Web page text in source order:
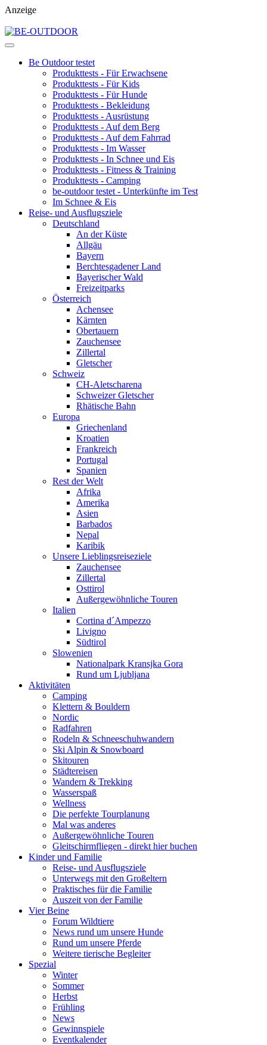
Anzeige
Be Outdoor testet
Produkttests - Für Erwachsene
Produkttests - Für Kids
Produkttests - Für Hunde
Produkttests - Bekleidung
Produkttests - Ausrüstung
Produkttests - Auf dem Berg
Produkttests - Auf dem Fahrrad
Produkttests - Im Wasser
Produkttests - In Schnee und Eis
Produkttests - Fitness & Training
Produkttests - Camping
be-outdoor testet - Unterkünfte im Test
Im Schnee & Eis
Reise- und Ausflugsziele
Deutschland
An der Küste
Allgäu
Bayern
Berchtesgadener Land
Bayerischer Wald
Freizeitparks
Österreich
Achensee
Kärnten
Obertauern
Zauchensee
Zillertal
Gletscher
Schweiz
CH-Aletscharena
Schweizer Gletscher
Rhätische Bahn
Europa
Griechenland
Kroatien
Frankreich
Portugal
Spanien
Rest der Welt
Afrika
Amerika
Asien
Barbados
Nepal
Karibik
Unsere Lieblingsreiseziele
Zauchensee
Zillertal
Osttirol
Außergewöhnliche Touren
Italien
Cortina d´Ampezzo
Livigno
Südtirol
Slowenien
Nationalpark Kransjka Gora
Rund um Ljubljana
Aktivitäten
Camping
Klettern & Bouldern
Nordic
Radfahren
Rodeln & Schneeschuhwandern
Ski Alpin & Snowboard
Skitouren
Städtereisen
Wandern & Trekking
Wasserspaß
Wellness
Die perfekte Tourplanung
Mal was anderes
Außergewöhnliche Touren
Gleitschirmfliegen - direkt hier buchen
Kinder und Familie
Reise- und Ausflugsziele
Unterwegs mit den Großeltern
Praktisches für die Familie
Auszeit von der Familie
Vier Beine
Forum Wildtiere
News rund um unsere Hunde
Rund um unsere Pferde
Weitere tierische Begleiter
Spezial
Winter
Sommer
Herbst
Frühling
News
Gewinnspiele
Eventkalender